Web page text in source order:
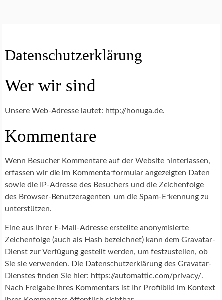
Datenschutzerklärung
Wer wir sind
Unsere Web-Adresse lautet: http://honuga.de.
Kommentare
Wenn Besucher Kommentare auf der Website hinterlassen,
erfassen wir die im Kommentarformular angezeigten Daten
sowie die IP-Adresse des Besuchers und die Zeichenfolge
des Browser-Benutzeragenten, um die Spam-Erkennung zu
unterstützen.
Eine aus Ihrer E-Mail-Adresse erstellte anonymisierte
Zeichenfolge (auch als Hash bezeichnet) kann dem Gravatar-
Dienst zur Verfügung gestellt werden, um festzustellen, ob
Sie sie verwenden. Die Datenschutzerklärung des Gravatar-
Dienstes finden Sie hier: https://automattic.com/privacy/.
Nach Freigabe Ihres Kommentars ist Ihr Profilbild im Kontext